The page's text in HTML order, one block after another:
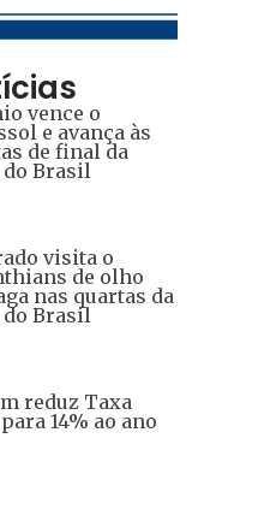
vence o
e avança às
de final da
do Brasil
visita o
de olho
nas quartas da
do Brasil
reduz Taxa
14% ao ano